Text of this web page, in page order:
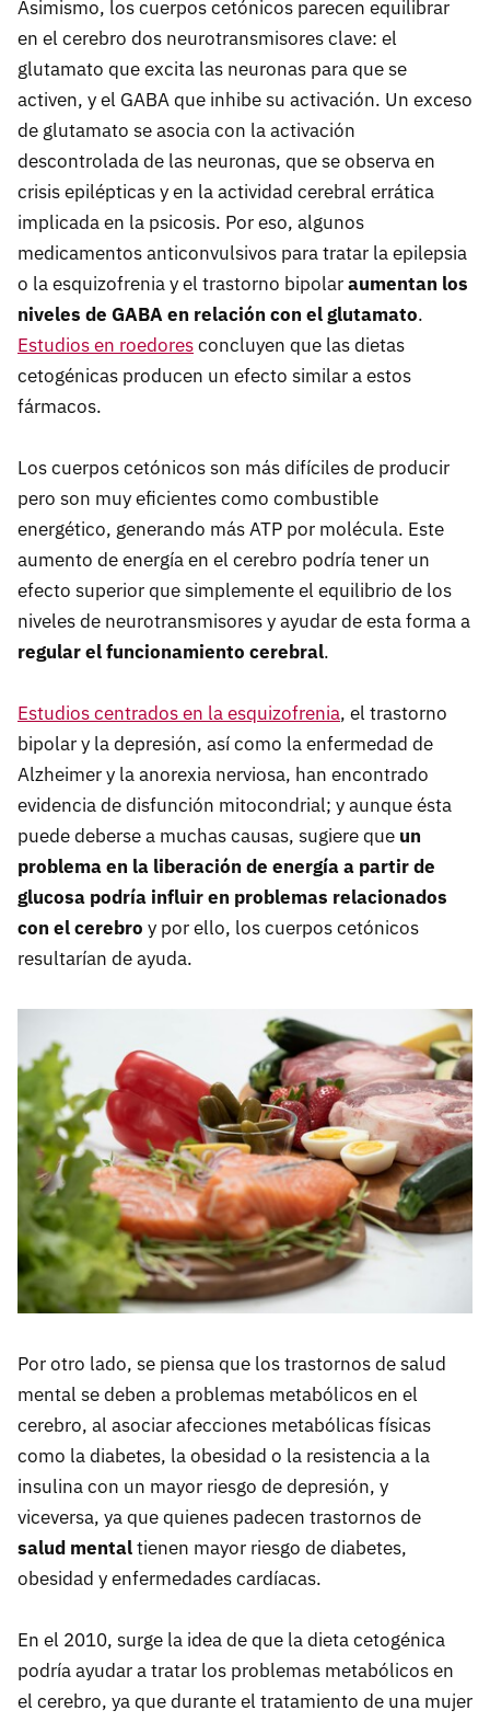
Asimismo, los cuerpos cetónicos parecen equilibrar
en el cerebro dos neurotransmisores clave: el
glutamato que excita las neuronas para que se
activen, y el GABA que inhibe su activación. Un exceso
de glutamato se asocia con la activación
descontrolada de las neuronas, que se observa en
crisis epilépticas y en la actividad cerebral errática
implicada en la psicosis. Por eso, algunos
medicamentos anticonvulsivos para tratar la epilepsia
o la esquizofrenia y el trastorno bipolaraumentan los
niveles de GABA en relación con el glutamato.
Estudios en roedoresconcluyen que las dietas
cetogénicas producen un efecto similar a estos
fármacos.
Los cuerpos cetónicos son más difíciles de producir
pero son muy eficientes como combustible
energético, generando más ATP por molécula. Este
aumento de energía en el cerebro podría tener un
efecto superior que simplemente el equilibrio de los
niveles de neurotransmisores y ayudar de esta forma a
regular el funcionamiento cerebral.
Estudios centrados en la esquizofrenia, el trastorno
bipolar y la depresión, así como la enfermedad de
Alzheimer y la anorexia nerviosa, han encontrado
evidencia de disfunción mitocondrial; y aunque ésta
puede deberse a muchas causas, sugiere que un
problema en la liberación de energía a partir de
glucosa podría influir en problemas relacionados
con el cerebro y por ello, los cuerpos cetónicos
resultarían de ayuda.
Por otro lado, se piensa que los trastornos de salud
mental se deben a problemas metabólicos en el
cerebro, al asociar afecciones metabólicas físicas
como la diabetes, la obesidad o la resistencia a la
insulina con un mayor riesgo de depresión, y
viceversa, ya que quienes padecen trastornos de
salud mentaltienen mayor riesgo de diabetes,
obesidad y enfermedades cardíacas.
En el 2010, surge la idea de que la dieta cetogénica
podría ayudar a tratar los problemas metabólicos en
el cerebro, ya que durante el tratamiento de una mujer